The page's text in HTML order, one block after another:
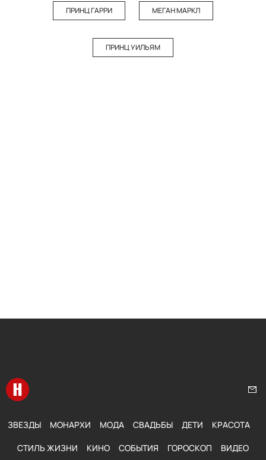
ПРИНЦ ГАРРИ МЕГАН МАРКЛ
ПРИНЦ УИЛЬЯМ
Перейти на главную
ЗВЕЗДЫ МОНАРХИ МОДА СВАДЬБЫ ДЕТИ КРАСОТА
СТИЛЬ ЖИЗНИ КИНО СОБЫТИЯ ГОРОСКОП ВИДЕО